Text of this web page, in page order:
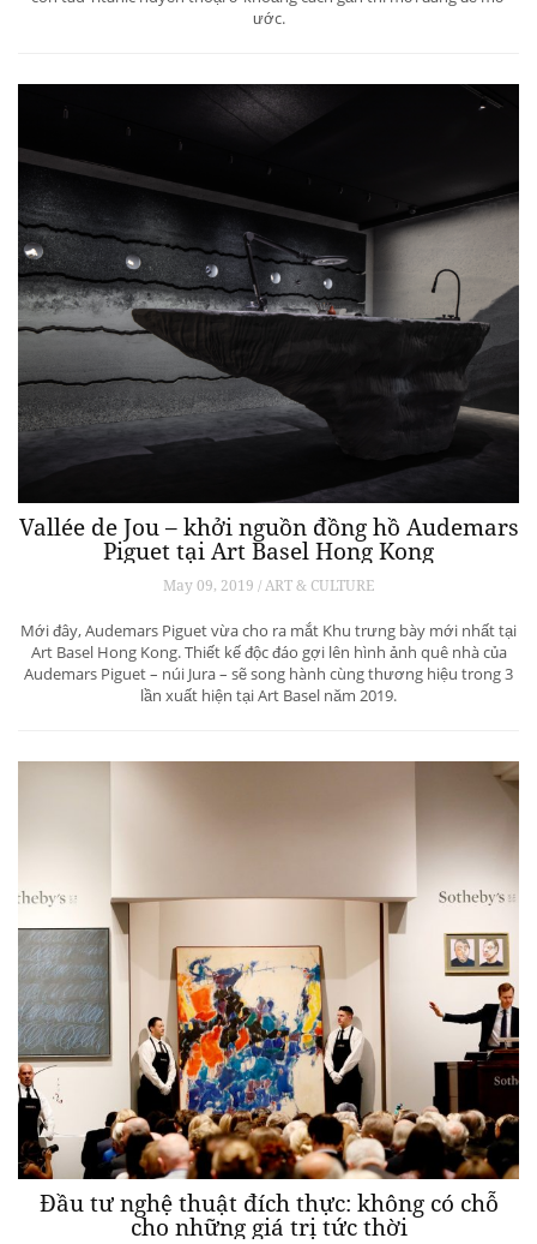
ước.
Vallée de Jou – khởi nguồn đồng hồ Audemars
Piguet tại Art Basel Hong Kong
May 09, 2019 / ART & CULTURE
Mới đây, Audemars Piguet vừa cho ra mắt Khu trưng bày mới nhất tại
Art Basel Hong Kong. Thiết kế độc đáo gợi lên hình ảnh quê nhà của
Audemars Piguet – núi Jura – sẽ song hành cùng thương hiệu trong 3
lần xuất hiện tại Art Basel năm 2019.
Đầu tư nghệ thuật đích thực: không có chỗ
cho những giá trị tức thời